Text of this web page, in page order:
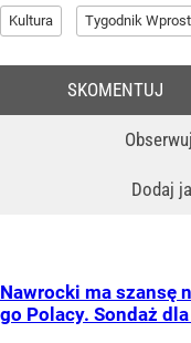
Kultura Tygodnik Wprost
Dodaj
SKOMENTUJ
Nawrocki ma szansę
go Polacy. Sondaż dla